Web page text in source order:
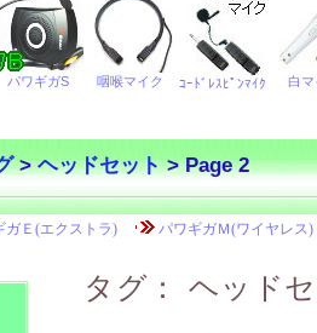
>ヘッドセット> Page 2
タグ： ヘッド